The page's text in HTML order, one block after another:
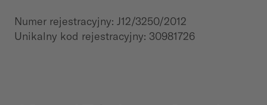
Numer rejestracyjny: J12/3250/2012
Unikalny kod rejestracyjny: 30981726